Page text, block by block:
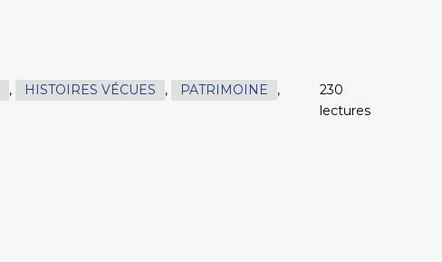
, HISTOIRES VÉCUES , PATRIMOINE
,
230
lectures